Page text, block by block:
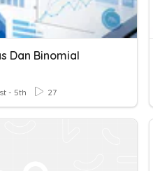
Dan Binomial
- 5th 27